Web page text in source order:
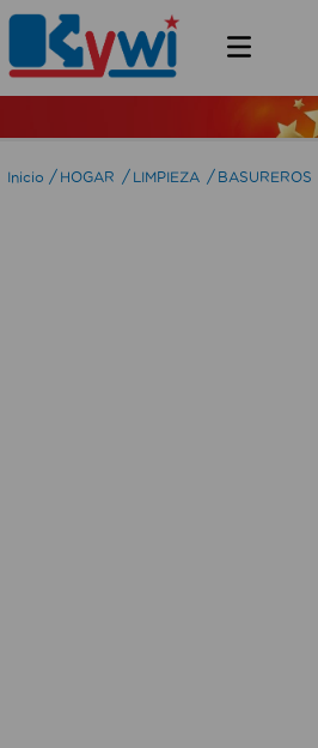
HOGAR LIMPIEZA BASUREROS